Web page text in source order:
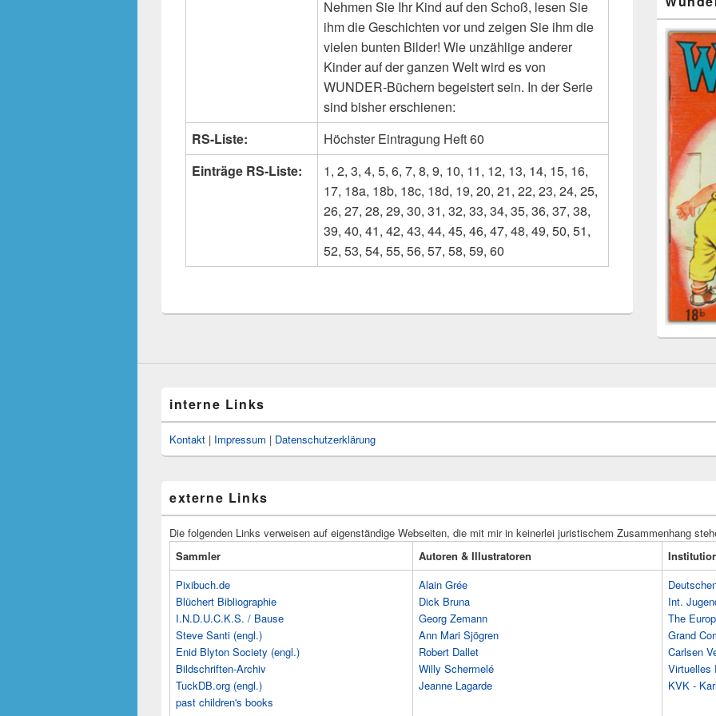
Nehmen Sie Ihr Kind auf den Schoß, lesen Sie
ihm die Geschichten vor und zeigen Sie ihm die
vielen bunten Bilder! Wie unzählige anderer
Kinder auf der ganzen Welt wird es von
WUNDER-Büchern begeistert sein. In der Serie
sind bisher erschienen:
RS-Liste:
Höchster Eintragung Heft 60
Einträge RS-Liste:
1, 2, 3, 4, 5, 6, 7, 8, 9, 10, 11, 12, 13, 14, 15, 16,
17, 18a, 18b, 18c, 18d, 19, 20, 21, 22, 23, 24, 25,
26, 27, 28, 29, 30, 31, 32, 33, 34, 35, 36, 37, 38,
39, 40, 41, 42, 43, 44, 45, 46, 47, 48, 49, 50, 51,
52, 53, 54, 55, 56, 57, 58, 59, 60
interne Links
Kontakt | Impressum | Datenschutzerklärung
externe Links
Die folgenden Links verweisen auf eigenständige Webseiten, die mit mir in keinerlei juristischem Zusammenhang
Sammler
Autoren & Illustratoren
Pixibuch.de
Blüchert Bibliographie
I.N.D.U.C.K.S. / Bause
Steve Santi (engl.)
Enid Blyton Society (engl.)
Bildschriften-Archiv
TuckDB.org (engl.)
past children's books
Alain Grée
Dick Bruna
Georg Zemann
Ann Mari Sjögren
Robert Dallet
Willy Schermelé
Jeanne Lagarde
Int.
The
Grand
Carlsen
Virtuelles
KVK -